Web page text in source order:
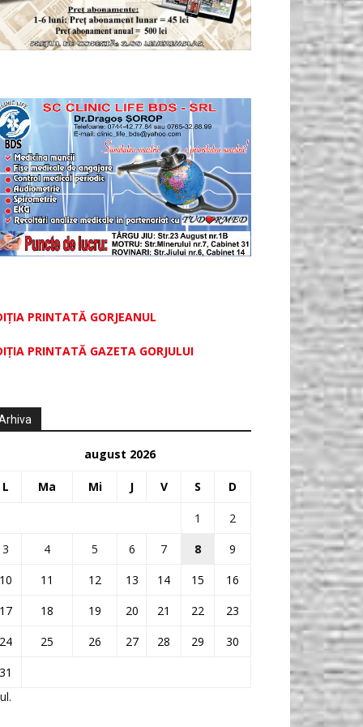
PRINTATĂ GORJEANUL
PRINTATĂ GAZETA GORJULUI
august 2026
L Ma Mi J V S D
1
2
3
4 5 6 7 8
9
11 12 13 14 15
16
18 19 20 21 22
23
25 26 27 28 29
30